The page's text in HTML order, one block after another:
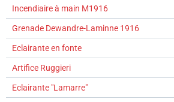
Incendiaire à main M1916
Grenade Dewandre-Laminne 1916
Eclairante en fonte
Artifice Ruggieri
Eclairante "Lamarre"